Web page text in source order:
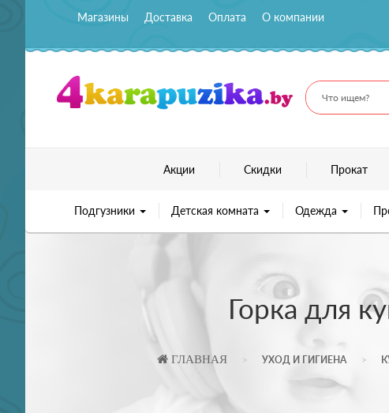
Магазины Доставка Оплата О компании
Что ищем?
Акции Скидки Прокат
Подгузники Детская комната Одежда
Горка для
ГЛАВНАЯ УХОД И ГИГИЕНА